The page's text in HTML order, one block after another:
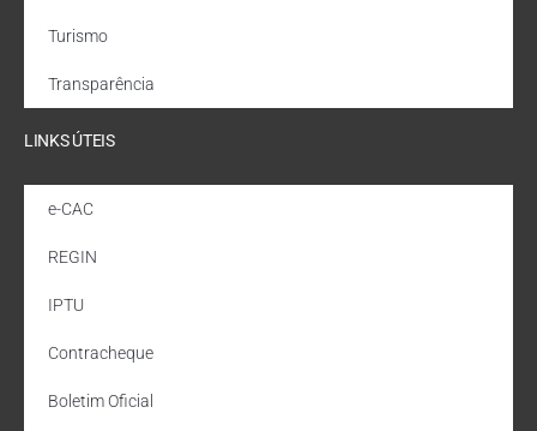
Turismo
Transparência
LINKS ÚTEIS
e-CAC
REGIN
IPTU
Contracheque
Boletim Oficial